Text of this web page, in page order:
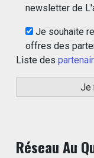
newsletter de
Je souhaite
offres des
Liste des
Réseau Au